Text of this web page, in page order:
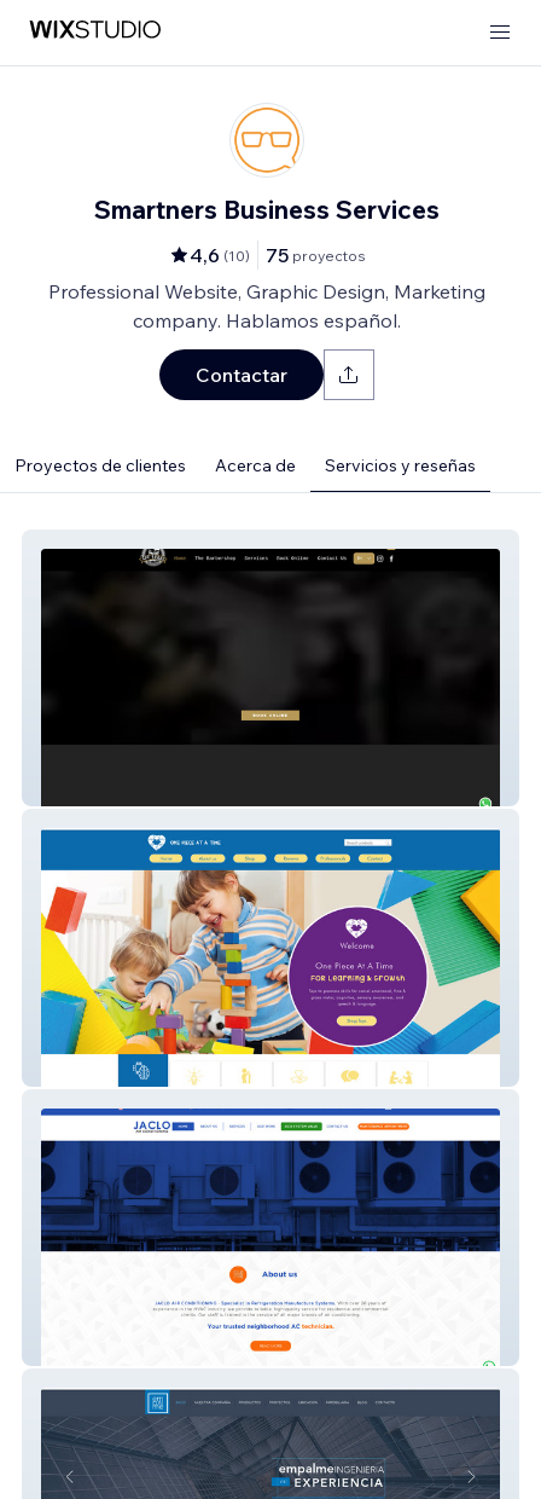
Smartners Business Services
4,6 (10) 75 proyectos
Professional Website, Graphic Design, Marketing
company. Hablamos español.
Contactar
Proyectos de clientes Acerca de Servicios y reseñas
One Piece at a Time Toys